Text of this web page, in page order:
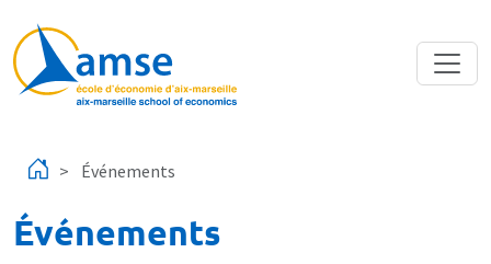
Événements
Événements